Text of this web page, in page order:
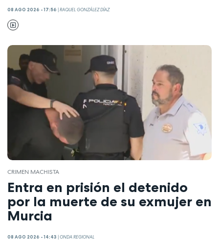
08 AGO 2026 - 17:56 |RAQUEL GONZÁLEZ DÍAZ
CRIMEN MACHISTA
Entra en prisión el detenido
por la muerte de su exmujer en
Murcia
08 AGO 2026 - 14:43 ONDA REGIONAL